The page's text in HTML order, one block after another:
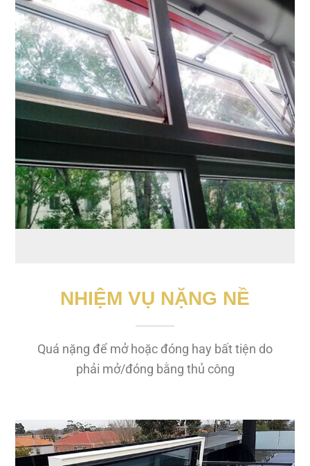
NHIỆM VỤ NẶNG NỀ
Quá nặng để mở hoặc đóng hay bất tiện do
phải mở/đóng bằng thủ công